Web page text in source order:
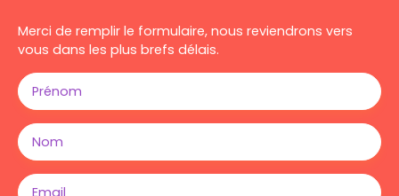
Merci de remplir le formulaire, nous reviendrons vers
vous dans les plus brefs délais.
Prénom
Nom
Email